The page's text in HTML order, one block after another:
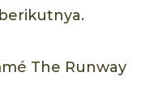
The Runway